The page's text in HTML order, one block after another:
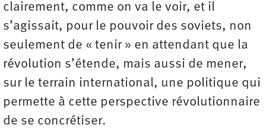
clairement, comme on va le voir, et il
s’agissait, pour le pouvoir des soviets, non
seulement de « tenir » en attendant que la
révolution s’étende, mais aussi de mener,
sur le terrain international, une politique qui
permette à cette perspective révolutionnaire
de se concrétiser.